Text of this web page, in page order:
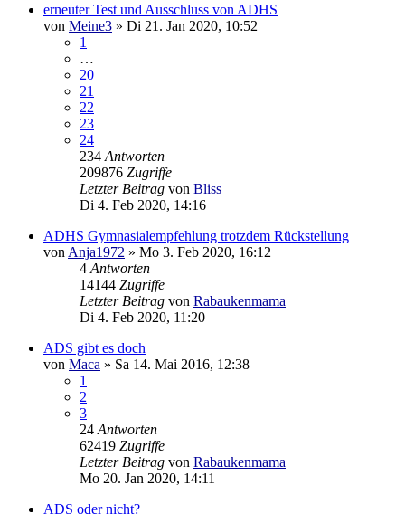
erneuter Test und Ausschluss von ADHS
von Meine3 » Di 21. Jan 2020, 10:52
1
…
20
21
22
23
24
234 Antworten
209876 Zugriffe
Letzter Beitrag von Bliss
Di 4. Feb 2020, 14:16
ADHS Gymnasialempfehlung trotzdem Rückstellung
von Anja1972 » Mo 3. Feb 2020, 16:12
4 Antworten
14144 Zugriffe
Letzter Beitrag von Rabaukenmama
Di 4. Feb 2020, 11:20
ADS gibt es doch
von Maca » Sa 14. Mai 2016, 12:38
1
2
3
24 Antworten
62419 Zugriffe
Letzter Beitrag von Rabaukenmama
Mo 20. Jan 2020, 14:11
ADS oder nicht?